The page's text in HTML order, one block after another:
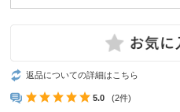
返品についての詳細はこちら
5.0 (2件)